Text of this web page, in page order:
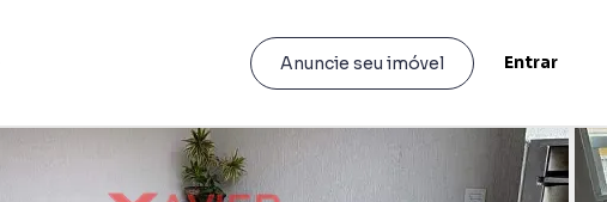
Anuncie seu imóvel Entrar